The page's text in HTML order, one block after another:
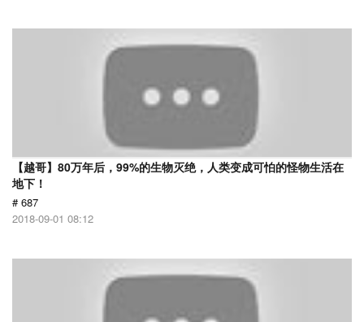
【越哥】80万年后，99%的生物灭绝，人类变成可怕的怪物生活在
地下！
# 687
2018-09-01 08:12